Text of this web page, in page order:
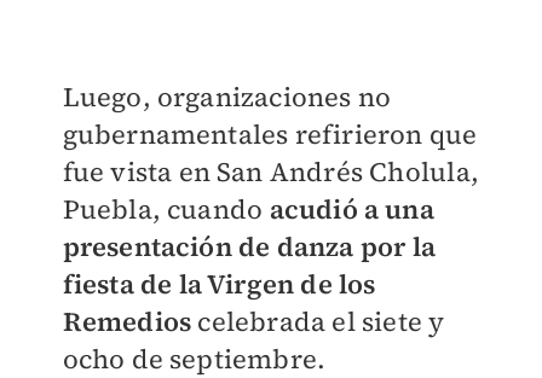
Luego, organizaciones no
gubernamentales refirieron que
fue vista en San Andrés Cholula,
Puebla, cuando acudió a una
presentación de danza por la
fiesta de la Virgen de los
Remedios celebrada el siete y
ocho de septiembre.